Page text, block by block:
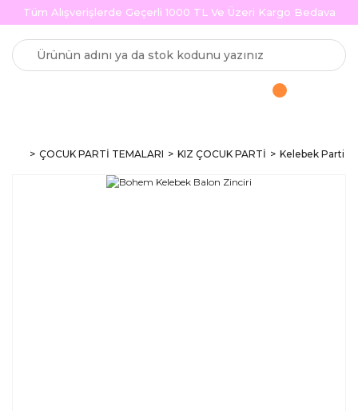
Tüm Alışverişlerde Geçerli 1000 TL Ve Üzeri Kargo Bedava
ÇOCUK PARTİ TEMALARI KIZ ÇOCUK PARTİ Kelebek Parti